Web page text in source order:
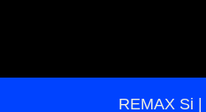
REMAX Si